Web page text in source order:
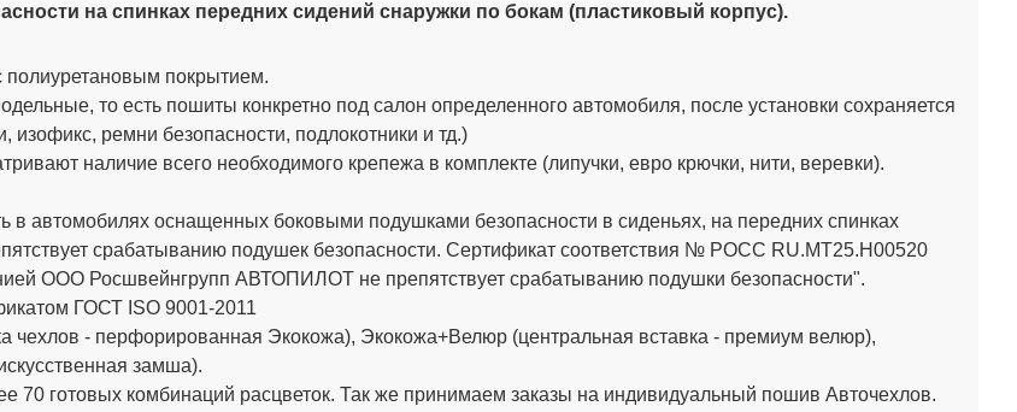
на спинках передних сидений снаружки по бокам (пластиковый корпус).
полиуретановым покрытием.
то есть пошиты конкретно под салон определенного автомобиля, после установки сохраняется
ремни безопасности, подлокотники и тд.)
наличие всего необходимого крепежа в комплекте (липучки, евро крючки, нити, веревки).
в автомобилях оснащенных боковыми подушками безопасности в сиденьях, на передних спинках
срабатыванию подушек безопасности. Сертификат соответствия № РОСС RU.МТ25.Н00520
ООО Росшвейнгрупп АВТОПИЛОТ не препятствует срабатыванию подушки безопасности".
ГОСТ ISO 9001-2011
чехлов - перфорированная Экокожа), Экокожа+Велюр (центральная вставка - премиум велюр),
замша).
70 готовых комбинаций расцветок. Так же принимаем заказы на индивидуальный пошив Авточехлов.